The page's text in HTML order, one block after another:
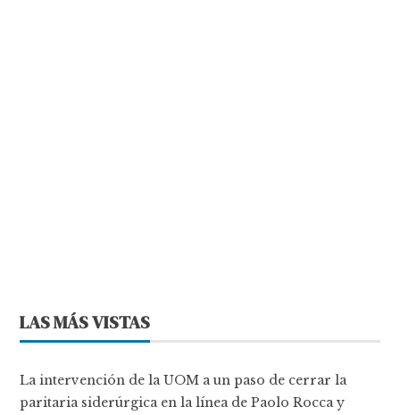
LAS MÁS VISTAS
La intervención de la UOM a un paso de cerrar la
paritaria siderúrgica en la línea de Paolo Rocca y